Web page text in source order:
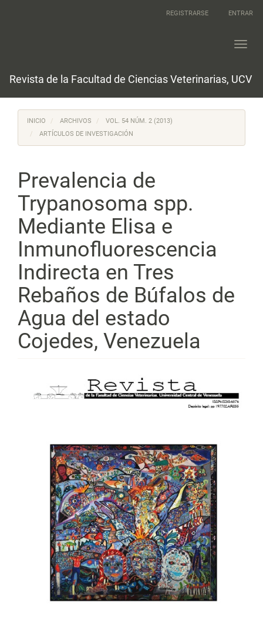
REGISTRARSE ENTRAR
Revista de la Facultad de Ciencias Veterinarias, UCV
INICIO ARCHIVOS
VOL. 54 NÚM. 2 (2013)
ARTÍCULOS DE INVESTIGACIÓN
Prevalencia de
Trypanosoma spp.
Mediante Elisa e
Inmunofluorescencia
Indirecta en Tres
Rebaños de Búfalos de
Agua del estado
Cojedes, Venezuela
lateral